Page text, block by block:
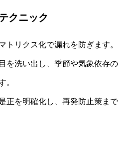
クニック
トリクス化で漏れを防ぎます。
を洗い出し、季節や気象依存の
。
正を明確化し、再発防止策まで